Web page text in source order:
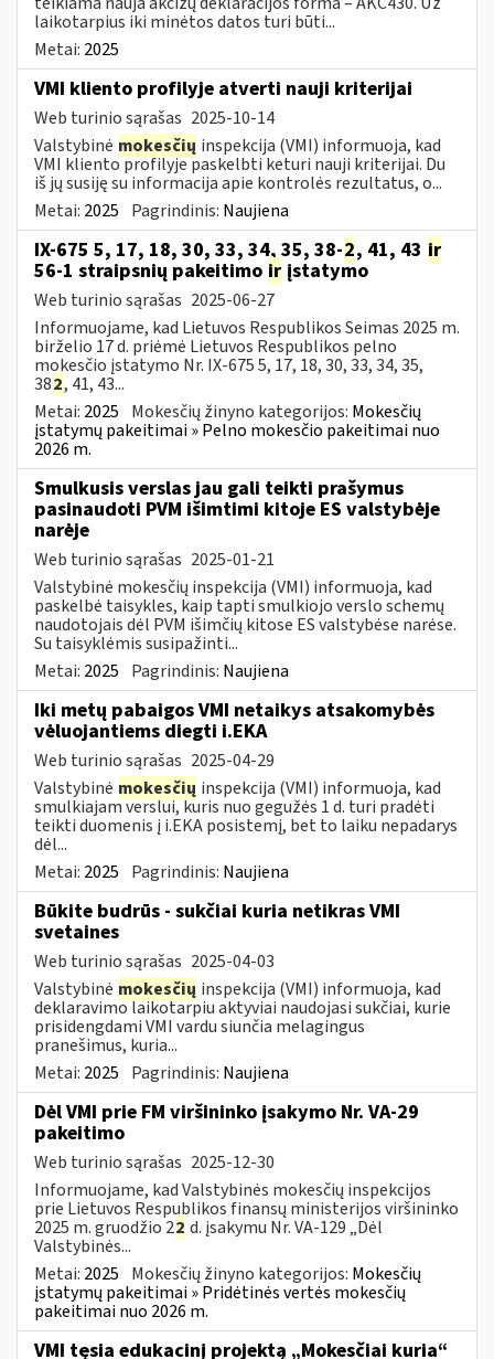
laikotarpius iki minėtos datos turi būti...
Metai: 2025
VMI kliento profilyje atverti nauji kriterijai
Web turinio sąrašas 2025-10-14
Valstybinė mokesčių inspekcija (VMI) informuoja, kad
VMI kliento profilyje paskelbti keturi nauji kriterijai. Du
iš jų susiję su informacija apie kontrolės rezultatus, o...
Metai: 2025 Pagrindinis: Naujiena
IX-675 5, 17, 18, 30, 33, 34, 35, 38-2, 41, 43 ir
56-1 straipsnių pakeitimo ir įstatymo
Web turinio sąrašas 2025-06-27
Informuojame, kad Lietuvos Respublikos Seimas 2025 m.
birželio 17 d. priėmė Lietuvos Respublikos pelno
mokesčio įstatymo Nr. IX-675 5, 17, 18, 30, 33, 34, 35,
382, 41, 43...
Metai: 2025 Mokesčių žinyno kategorijos: Mokesčių
įstatymų pakeitimai » Pelno mokesčio pakeitimai nuo
2026 m.
Smulkusis verslas jau gali teikti prašymus
pasinaudoti PVM išimtimi kitoje ES valstybėje
narėje
Web turinio sąrašas 2025-01-21
Valstybinė mokesčių inspekcija (VMI) informuoja, kad
paskelbė taisykles, kaip tapti smulkiojo verslo schemų
naudotojais dėl PVM išimčių kitose ES valstybėse narėse.
Su taisyklėmis susipažinti...
Metai: 2025 Pagrindinis: Naujiena
Iki metų pabaigos VMI netaikys atsakomybės
vėluojantiems diegti i.EKA
Web turinio sąrašas 2025-04-29
Valstybinė mokesčių inspekcija (VMI) informuoja, kad
smulkiajam verslui, kuris nuo gegužės 1 d. turi pradėti
teikti duomenis į i.EKA posistemį, bet to laiku nepadarys
dėl...
Metai: 2025 Pagrindinis: Naujiena
Būkite budrūs - sukčiai kuria netikras VMI
svetaines
Web turinio sąrašas 2025-04-03
Valstybinė mokesčių inspekcija (VMI) informuoja, kad
deklaravimo laikotarpiu aktyviai naudojasi sukčiai, kurie
prisidengdami VMI vardu siunčia melagingus
pranešimus, kuria...
Metai: 2025 Pagrindinis: Naujiena
Dėl VMI prie FM viršininko įsakymo Nr. VA-29
pakeitimo
Web turinio sąrašas 2025-12-30
Informuojame, kad Valstybinės mokesčių inspekcijos
prie Lietuvos Respublikos finansų ministerijos viršininko
2025 m. gruodžio 22 d. įsakymu Nr. VA-129 „Dėl
Valstybinės...
Metai: 2025 Mokesčių žinyno kategorijos: Mokesčių
įstatymų pakeitimai » Pridėtinės vertės mokesčių
pakeitimai nuo 2026 m.
VMI tęsia edukacinį projektą „Mokesčiai kuria“